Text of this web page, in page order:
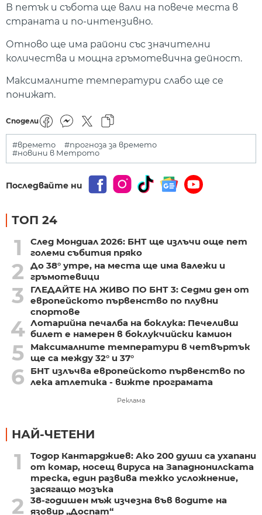
В петък и събота ще вали на повече места в
страната и по-интензивно.
Отново ще има райони със значителни
количества и мощна гръмотевична дейност.
Максималните температури слабо ще се
понижат.
Сподели
#времето
#прогноза за времето
#новини в Метрото
Последвайте ни
ТОП 24
1
След Мондиал 2026: БНТ ще излъчи още пет
големи събития пряко
2
До 38° утре, на места ще има валежи и
гръмотевици
3
ГЛЕДАЙТЕ НА ЖИВО ПО БНТ 3: Седми ден от
европейското първенство по плувни
спортове
4 Лотарийна печалба на боклука: Печеливш
билет е намерен в боклукчийски камион
5
Максималните температури в четвъртък
ще са между 32° и 37°
6
БНТ излъчва европейското първенство по
лека атлетика - вижте програмата
Реклама
НАЙ-ЧЕТЕНИ
1
Тодор Кантарджиев: Ако 200 души са ухапани
от комар, носещ вируса на Западнонилската
треска, един развива тежко усложнение,
засягащо мозъка
2
38-годишен мъж изчезна във водите на
язовир „Доспат“